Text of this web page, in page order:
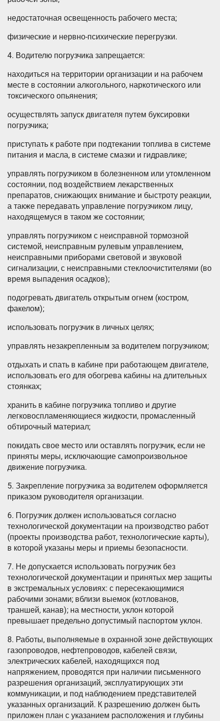
недостаточная освещенность рабочего места;
физические и нервно-психические перегрузки.
4. Водителю погрузчика запрещается:
находиться на территории организации и на рабочем
месте в состоянии алкогольного, наркотического или
токсического опьянения;
осуществлять запуск двигателя путем буксировки
погрузчика;
приступать к работе при подтекании топлива в системе
питания и масла, в системе смазки и гидравлике;
управлять погрузчиком в болезненном или утомленном
состоянии, под воздействием лекарственных
препаратов, снижающих внимание и быстроту реакции,
а также передавать управление погрузчиком лицу,
находящемуся в таком же состоянии;
управлять погрузчиком с неисправной тормозной
системой, неисправным рулевым управлением,
неисправными приборами световой и звуковой
сигнализации, с неисправными стеклоочистителями (во
время выпадения осадков);
подогревать двигатель открытым огнем (костром,
факелом);
использовать погрузчик в личных целях;
управлять незакрепленным за водителем погрузчиком;
отдыхать и спать в кабине при работающем двигателе,
использовать его для обогрева кабины на длительных
стоянках;
хранить в кабине погрузчика топливо и другие
легковоспламеняющиеся жидкости, промасленный
обтирочный материал;
покидать свое место или оставлять погрузчик, если не
приняты меры, исключающие самопроизвольное
движение погрузчика.
5. Закрепление погрузчика за водителем оформляется
приказом руководителя организации.
6. Погрузчик должен использоваться согласно
технологической документации на производство работ
(проекты производства работ, технологические карты),
в которой указаны меры и приемы безопасности.
7. Не допускается использовать погрузчик без
технологической документации и принятых мер защиты
в экстремальных условиях: с пересекающимися
рабочими зонами; вблизи выемок (котлованов,
траншей, канав); на местности, уклон которой
превышает предельно допустимый паспортом уклон.
8. Работы, выполняемые в охранной зоне действующих
газопроводов, нефтепроводов, кабелей связи,
электрических кабелей, находящихся под
напряжением, проводятся при наличии письменного
разрешения организаций, эксплуатирующих эти
коммуникации, и под наблюдением представителей
указанных организаций. К разрешению должен быть
приложен план с указанием расположения и глубины